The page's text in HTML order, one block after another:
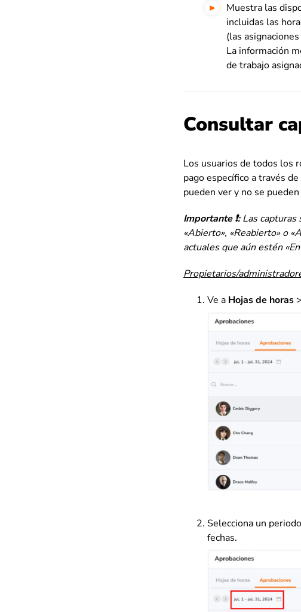
Muestra las
incluidas las
(las
La información
de trabajo
Consultar
Los usuarios de todos los
pago específico a través
pueden ver y no se
Importante ❗:Las capturas
«Abierto», «Reabierto» o
actuales que aún estén
Propietarios/
Ve a Hojas de horas >
Selecciona un
fechas.